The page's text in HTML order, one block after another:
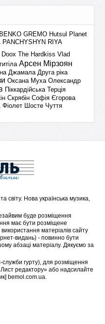
GREMO Hutsul Planet
PANCHYSHYN RIYA
Doox The Hardkiss Vlad
Арсен Мірзоян
Джамала Друга ріка
Оксана Муха Олександр
Піккардійська Терція
Скрябін Софія Єгорова
Фіолет Шосте Чуття
світу. Нова українська музика,
буде розміщення
має бути розміщене
матеріалів сайту
видань) - повинно бути
абзаці матеріалу. Дякуємо за
гурту), для розміщення
Лист редактору» або надсилайте
bemol.com.ua.